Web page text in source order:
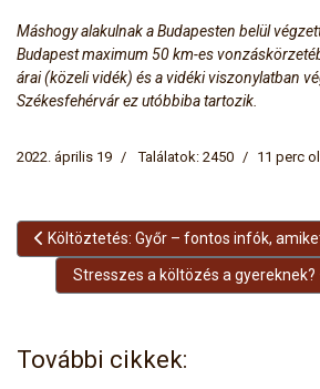
Máshogy alakulnak a Budapesten belül
Budapest maximum 50 km-es
árai (közeli vidék) és a vidéki viszonylatban
Székesfehérvár ez utóbbiba tartozik.
2022. április 19 Találatok: 2450 11 perc
Előző cikk: Költöztetés: Győr – fontos
Költöztetés: Győr – fontos infók,
Következő cikk: Stresszes a
Stresszes a költözés a
További cikkek: